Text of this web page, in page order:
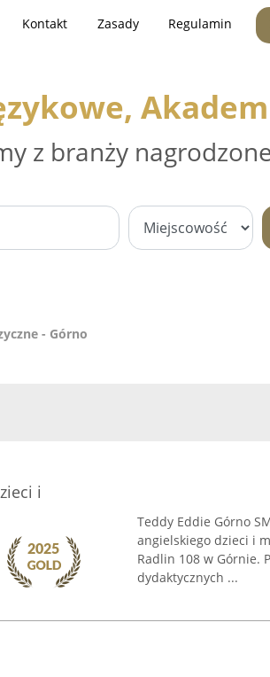
Kontakt Zasady Regulamin
z branży
- Górno
i
Teddy Eddie Górno
angielskiego dzieci i
Radlin 108 w Górnie.
dydaktycznych ...